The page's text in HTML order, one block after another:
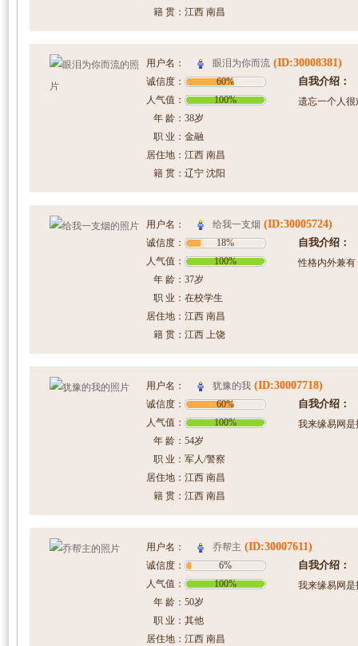
籍 贯： 江西 南昌
用户名： 眼泪为你而流 (ID:30008381)
诚信度：
60%
人气值：
100%
年 龄： 38岁
职 业： 金融
居住地： 江西 南昌
籍 贯： 辽宁 沈阳
自我介绍：
遗忘一个人
用户名： 给我一支烟 (ID:30005724)
诚信度：
18%
人气值：
100%
年 龄： 37岁
职 业： 在校学生
居住地： 江西 南昌
籍 贯： 江西 上饶
自我介绍：
性格内外兼
用户名： 犹豫的我 (ID:30007718)
诚信度：
60%
人气值：
100%
年 龄： 54岁
职 业： 军人/警察
居住地： 江西 南昌
籍 贯： 江西 南昌
自我介绍：
我来缘易网
用户名： 乔帮主 (ID:30007611)
诚信度：
6%
人气值：
100%
年 龄： 50岁
职 业： 其他
居住地： 江西 南昌
自我介绍：
我来缘易网是